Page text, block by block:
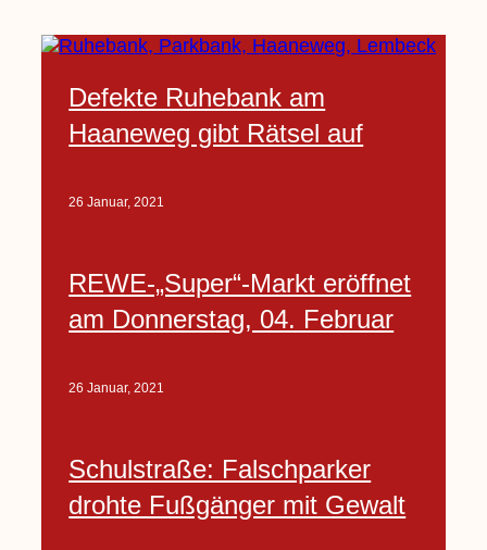
Defekte Ruhebank am
Haaneweg gibt Rätsel auf
26 Januar, 2021
REWE-„Super“-Markt eröffnet
am Donnerstag, 04. Februar
26 Januar, 2021
Schulstraße: Falschparker
drohte Fußgänger mit Gewalt